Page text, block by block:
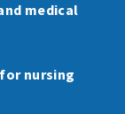
medical
nursing